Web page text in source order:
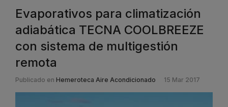
Evaporativos para climatización
adiabática TECNA COOLBREEZE
con sistema de multigestión
remota
Publicado en Hemeroteca Aire Acondicionado 15 Mar 2017